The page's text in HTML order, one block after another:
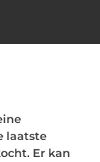
laatste
Er kan